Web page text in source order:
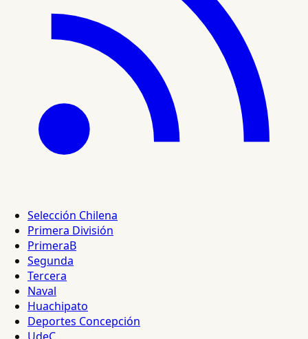
Selección Chilena
Primera División
PrimeraB
Segunda
Tercera
Naval
Huachipato
Deportes Concepción